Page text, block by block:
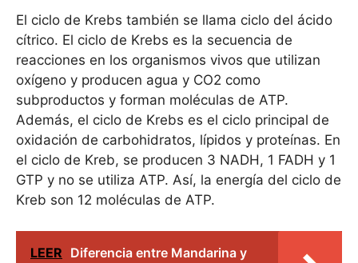
El ciclo de Krebs también se llama ciclo del ácido
cítrico. El ciclo de Krebs es la secuencia de
reacciones en los organismos vivos que utilizan
oxígeno y producen agua y CO2 como
subproductos y forman moléculas de ATP.
Además, el ciclo de Krebs es el ciclo principal de
oxidación de carbohidratos, lípidos y proteínas. En
el ciclo de Kreb, se producen 3 NADH, 1 FADH y 1
GTP y no se utiliza ATP. Así, la energía del ciclo de
Kreb son 12 moléculas de ATP.
LEER Diferencia entre Mandarina y